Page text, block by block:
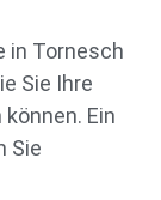
in Tornesch
Sie Ihre
Ein
Sie